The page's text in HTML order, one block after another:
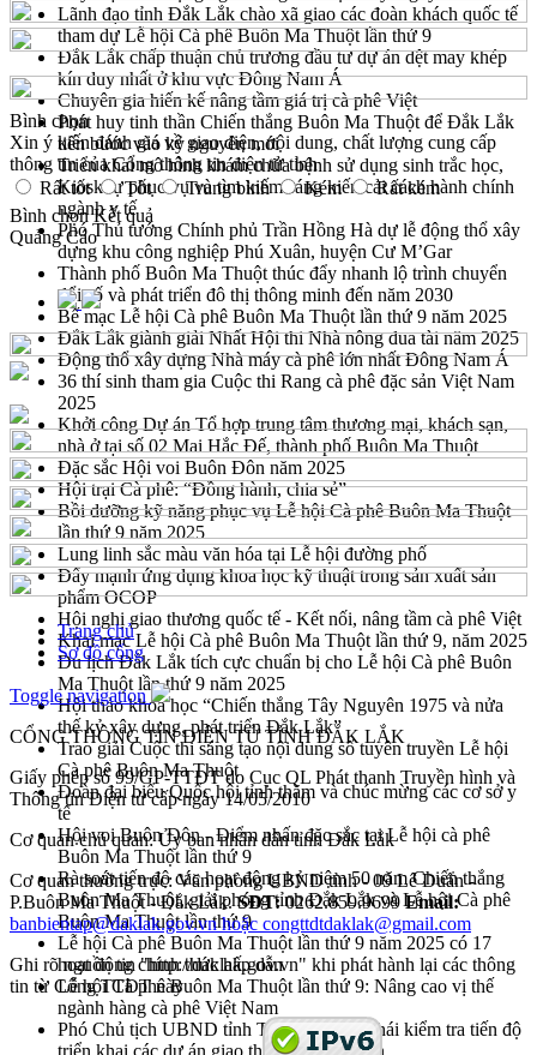
Lãnh đạo tỉnh Đắk Lắk chào xã giao các đoàn khách quốc tế
tham dự Lễ hội Cà phê Buôn Ma Thuột lần thứ 9
Đắk Lắk chấp thuận chủ trương đầu tư dự án dệt may khép
kín duy nhất ở khu vực Đông Nam Á
Chuyên gia hiến kế nâng tầm giá trị cà phê Việt
Phát huy tinh thần Chiến thắng Buôn Ma Thuột để Đắk Lắk
tiến bước vào kỷ nguyên mới
Triển khai mô hình khám chữa bệnh sử dụng sinh trắc học,
Kiosk tự phục vụ và tìm kiếm sáng kiến cải cách hành chính
ngành y tế
Phó Thủ tướng Chính phủ Trần Hồng Hà dự lễ động thổ xây
dựng khu công nghiệp Phú Xuân, huyện Cư M’Gar
Thành phố Buôn Ma Thuột thúc đẩy nhanh lộ trình chuyển
đổi số và phát triển đô thị thông minh đến năm 2030
Bế mạc Lễ hội Cà phê Buôn Ma Thuột lần thứ 9 năm 2025
Đắk Lắk giành giải Nhất Hội thi Nhà nông đua tài năm 2025
Động thổ xây dựng Nhà máy cà phê lớn nhất Đông Nam Á
36 thí sinh tham gia Cuộc thi Rang cà phê đặc sản Việt Nam
2025
Khởi công Dự án Tổ hợp trung tâm thương mại, khách sạn,
nhà ở tại số 02 Mai Hắc Đế, thành phố Buôn Ma Thuột
Đặc sắc Hội voi Buôn Đôn năm 2025
Hội trại Cà phê: “Đồng hành, chia sẻ”
Bồi dưỡng kỹ năng phục vụ Lễ hội Cà phê Buôn Ma Thuột
lần thứ 9 năm 2025
Lung linh sắc màu văn hóa tại Lễ hội đường phố
Đẩy mạnh ứng dụng khoa học kỹ thuật trong sản xuất sản
phẩm OCOP
Hội nghị giao thương quốc tế - Kết nối, nâng tầm cà phê Việt
Khai mạc Lễ hội Cà phê Buôn Ma Thuột lần thứ 9, năm 2025
Du lịch Đắk Lắk tích cực chuẩn bị cho Lễ hội Cà phê Buôn
Ma Thuột lần thứ 9 năm 2025
Hội thảo khoa học “Chiến thắng Tây Nguyên 1975 và nửa
thế kỷ xây dựng, phát triển Đắk Lắk”
Trao giải Cuộc thi sáng tạo nội dung số tuyên truyền Lễ hội
Cà phê Buôn Ma Thuột
Đoàn đại biểu Quốc hội tỉnh thăm và chúc mừng các cơ sở y
tế
Hội voi Buôn Đôn - Điểm nhấn đặc sắc tại Lễ hội cà phê
Buôn Ma Thuột lần thứ 9
Rà soát tiến độ các hoạt động kỷ niệm 50 năm Chiến thắng
Buôn Ma Thuột, giải phóng tỉnh Đắk Lắk và Lễ hội Cà phê
Buôn Ma Thuột lần thứ 9
Lễ hội Cà phê Buôn Ma Thuột lần thứ 9 năm 2025 có 17
hoạt động chính thức hấp dẫn
Lễ hội Cà phê Buôn Ma Thuột lần thứ 9: Nâng cao vị thế
ngành hàng cà phê Việt Nam
Phó Chủ tịch UBND tỉnh Trương Công Thái kiểm tra tiến độ
Bình chọn
Xin ý kiến đánh giá về giao diện, nội dung, chất lượng cung cấp
thông tin của Cổng thông tin điện tử tỉnh
Rất tốt
Tốt Trung bình Kém
Rất kém
Bình chọnKết quả
Quảng Cáo
Trang chủ
Sơ đồ cổng
Toggle navigation
CỔNG THÔNG TIN ĐIỆN TỬ TỈNH ĐẮK LẮK
Giấy phép số 99/GP-TTĐT do Cục QL Phát thanh Truyền hình và
Thông tin Điện tử cấp ngày 14/05/2010
Cơ quan chủ quản: Ủy ban nhân dân tỉnh Đắk Lắk
Cơ quan thường trực: Văn phòng UBND tỉnh - 09 Lê Duẩn -
P.Buôn Ma Thuột - Đắk Lắk.SĐT:0262.859.9699Email:
banbientap@daklak.gov.vn hoặc congttdtdaklak@gmail.com
Ghi rõ nguồn tin "http://daklak.gov.vn" khi phát hành lại các thông
tin từ Cổng TTĐT này